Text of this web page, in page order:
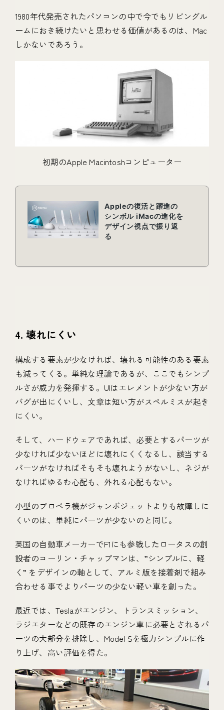
1980年代発売されたパソコンの中で今でもリビングル
ームにおき続けたいと思わせる価値があるのは、Mac
しかないであろう。
初期のApple Macintoshコンピューター
4. 壊れにくい
構成する要素が少なければ、壊れる可能性のある要素
も減ってくる。単純な理論であるが、ここでもシンプ
ルさが威力を発揮する。UIはエレメントが少ない方が
バグが出にくいし、文章は短い方がスペルミスが起き
にくい。
そして、ハードウェアであれば、必要とするパーツが
少なければ少ないほどに壊れにくくなるし、該当する
パーツがなければそもそも壊れようがないし、ネジが
なければゆるむ心配も、外れる心配もない。
小型のプロペラ機がジャンボジェットよりも故障しに
くいのは、単純にパーツが少ないのと同じ。
英国の自動車メーカーでF1にも参戦したロータスの創
設者のコーリン・チャップマンは、”シンプルに、軽
く” をデザインの軸として、アルミ版を接着剤で組み
合わせる事でよりパーツの少ない軽い車を創った。
最近では、Teslaがエンジン、トランスミッション、
ラジエターなどの既存のエンジン車に必要とされるパ
ーツの大部分を排除し、Model Sを極力シンプルに作
り上げ、高い評価を得た。